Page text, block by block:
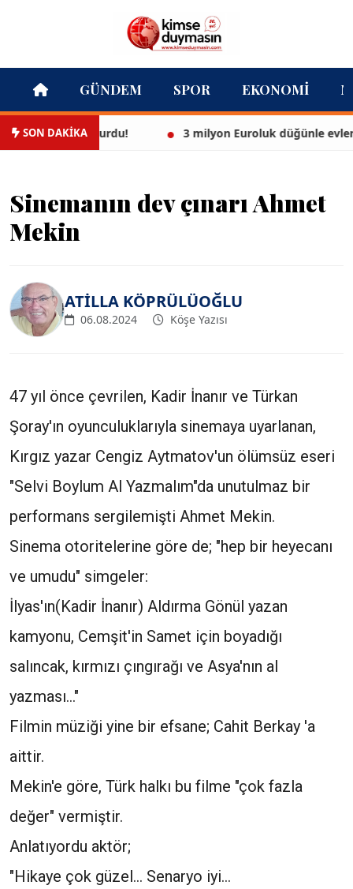
GÜNDEM SPOR EKONOMI
SON DAKİKA
göz doldurdu! 3 milyon Euroluk düğünle evlendiler
Sinemanın dev çınarı Ahmet
Mekin
ATİLLA KÖPRÜLÜOĞLU
06.08.2024 Köşe Yazısı
47 yıl önce çevrilen, Kadir İnanır ve Türkan
Şoray'ın oyunculuklarıyla sinemaya uyarlanan,
Kırgız yazar Cengiz Aytmatov'un ölümsüz eseri
"Selvi Boylum Al Yazmalım"da unutulmaz bir
performans sergilemişti Ahmet Mekin.
Sinema otoritelerine göre de; "hep bir heyecanı
ve umudu" simgeler:
İlyas'ın(Kadir İnanır) Aldırma Gönül yazan
kamyonu, Cemşit'in Samet için boyadığı
salıncak, kırmızı çıngırağı ve Asya'nın al
yazması..."
Filmin müziği yine bir efsane; Cahit Berkay 'a
aittir.
Mekin'e göre, Türk halkı bu filme "çok fazla
değer" vermiştir.
Anlatıyordu aktör;
"Hikaye çok güzel... Senaryo iyi...